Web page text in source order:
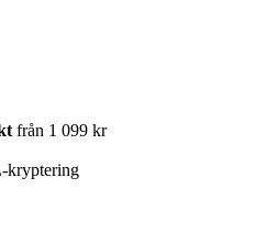
från 1 099 kr
kryptering